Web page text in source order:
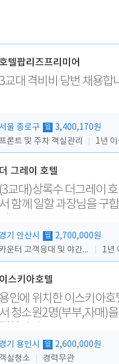
텔팝리즈프리미어
3교대 격비비 당번 채용합
서울 종로구 월
3,400,170원
론트 및 주차 객실관리
1년 이
더 그레이 호텔
(3교대)상록수 더그레이 호
서 함께 일할 과장님을 구
경기 안산시 월
2,700,000원
카운터 고객응대 및 야간더블청소
1년
이스키아호텔
용인에 위치한 이스키아호
서 청소원2명(부부,자매)
경기 용인시 월
2,600,000원
객실청소
경력무관